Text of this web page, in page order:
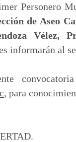
Personero
de Aseo
Vélez,
informarán al
, para